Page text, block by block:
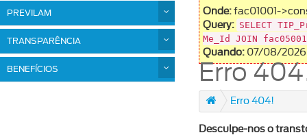
PREVILAM
TRANSPARÊNCIA
BENEFÍCIOS
Onde: fac01001-
Query: SELECT
Me_Id JOIN
Quando: 07/08/2026
Erro
Erro 404!
Desculpe-nos o